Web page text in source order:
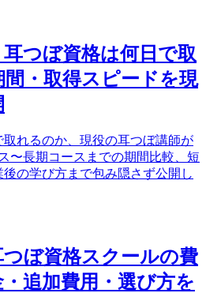
耳つぼ資格は何日で取
・取得スピードを現
れるのか、現役の耳つぼ講師が
〜長期コースまでの期間比較、短
の学び方まで包み隠さず公開し
つぼ資格スクールの費
追加費用・選び方を